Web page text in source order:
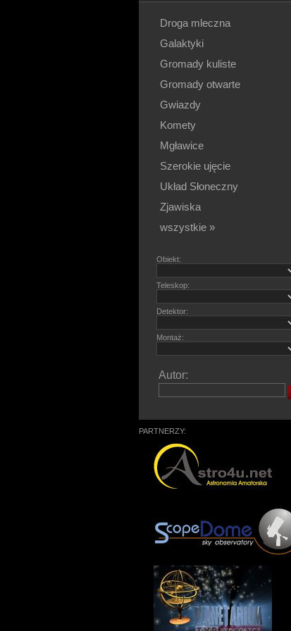
Droga mleczna
Galaktyki
Gromady kuliste
Gromady otwarte
Gwiazdy
Komety
Mgławice
Szerokie ujęcie
Układ Słoneczny
Zjawiska
wszystkie »
Obiekt:
Teleskop:
Detektor:
Montaż:
Autor:
PARTNERZY: